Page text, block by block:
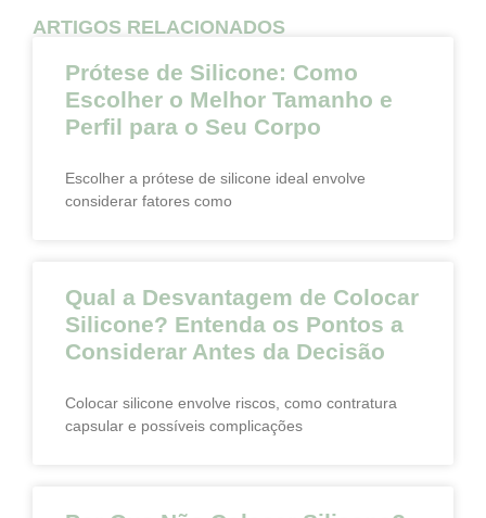
ARTIGOS RELACIONADOS
Prótese de Silicone: Como
Escolher o Melhor Tamanho e
Perfil para o Seu Corpo
Escolher a prótese de silicone ideal envolve
considerar fatores como
Qual a Desvantagem de Colocar
Silicone? Entenda os Pontos a
Considerar Antes da Decisão
Colocar silicone envolve riscos, como contratura
capsular e possíveis complicações